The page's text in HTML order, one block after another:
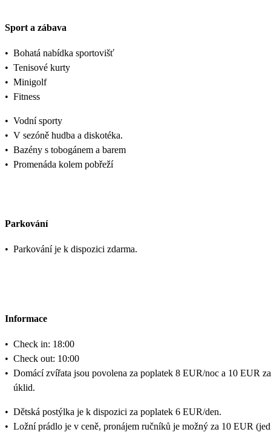
Sport a zábava
• Bohatá nabídka sportovišť
• Tenisové kurty
• Minigolf
• Fitness
• Vodní sporty
• V sezóně hudba a diskotéka.
• Bazény s tobogánem a barem
• Promenáda kolem pobřeží
Parkování
• Parkování je k dispozici zdarma.
Informace
• Check in: 18:00
• Check out: 10:00
• Domácí zvířata jsou povolena za poplatek 8 EUR/noc a 10 EUR za
úklid.
• Dětská postýlka je k dispozici za poplatek 6 EUR/den.
• Ložní prádlo je v ceně, pronájem ručníků je možný za 10 EUR